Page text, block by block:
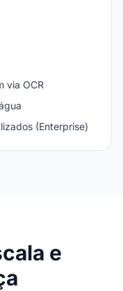
via OCR
(Enterprise)
e